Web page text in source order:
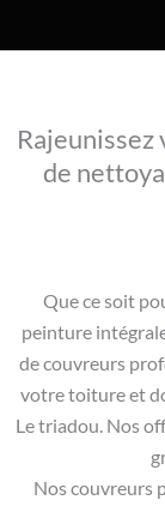
de
Que ce soit
peinture
de couvreurs
votre toiture et
Le triadou. Nos
Nos couvreurs